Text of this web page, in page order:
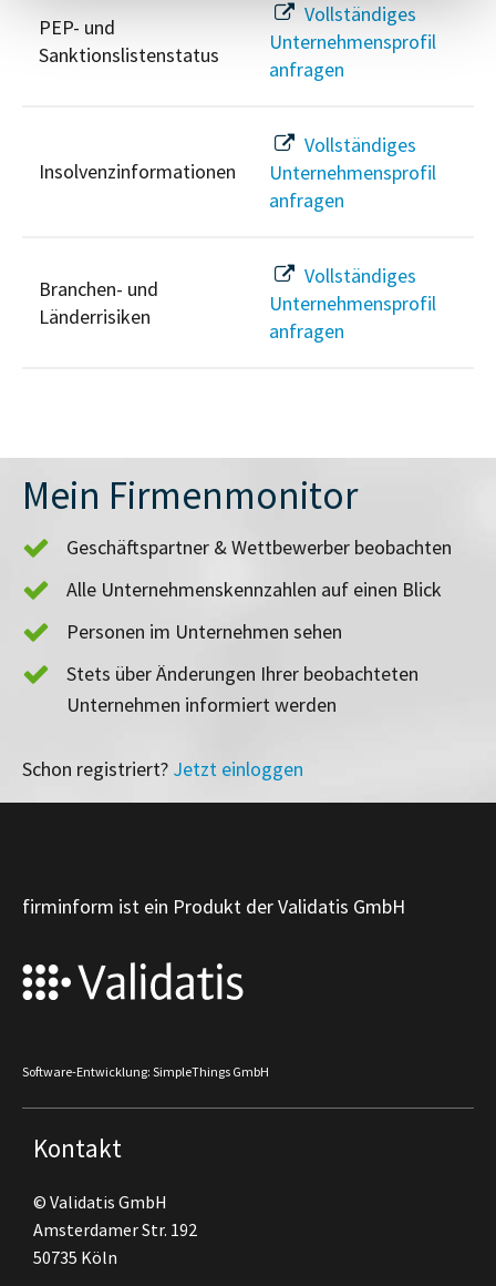
PEP- und
Sanktionslistenstatus
Vollständiges
Unternehmensprofil
anfragen
Insolvenzinformationen
Vollständiges
Unternehmensprofil
anfragen
Branchen- und
Länderrisiken
Vollständiges
Unternehmensprofil
anfragen
Mein Firmenmonitor
Geschäftspartner & Wettbewerber beobachten
Alle Unternehmenskennzahlen auf einen Blick
Personen im Unternehmen sehen
Stets über Änderungen Ihrer beobachteten
Unternehmen informiert werden
Schon registriert? Jetzt einloggen
firminform ist ein Produkt der Validatis GmbH
Software-Entwicklung: SimpleThings GmbH
Kontakt
© Validatis GmbH
Amsterdamer Str. 192
50735 Köln